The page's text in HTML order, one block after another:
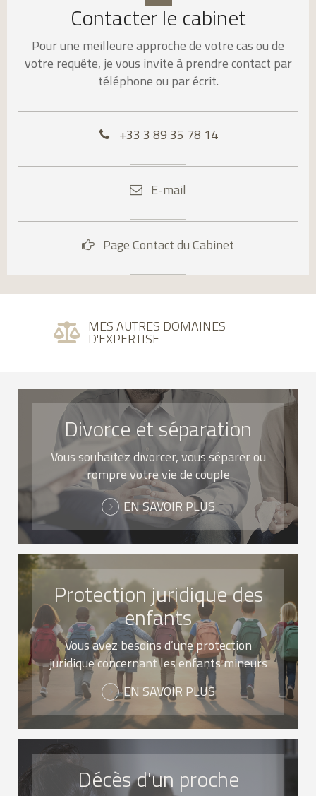
Contacter le cabinet
Pour une meilleure approche de votre cas ou de
votre requête, je vous invite à prendre contact par
téléphone ou par écrit.
+33 3 89 35 78 14
E-mail
Page Contact du Cabinet
MES AUTRES DOMAINES
D'EXPERTISE
Divorce et séparation
Vous souhaitez divorcer, vous séparer ou
rompre votre vie de couple
EN SAVOIR PLUS
Protection juridique des
enfants
Vous avez besoins d’une protection
juridique concernant les enfants mineurs
EN SAVOIR PLUS
Décès d'un proche